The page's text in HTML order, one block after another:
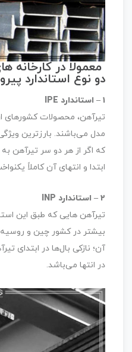
معمولا در کارخانه
دو نوع استاندارد
۱ – استاندارد IPE
تیرآهن، محصولات کشورهای
مدل می‌باشند. بارزترین
که اگر از هر دو سر تیرآهن
ابتدا و انتهای آن کاملاً
۲ – استاندارد INP
تیرآهن هایی که طبق این
بیشتر در کشور چین و روسیه
آن؛ نازکی بال‌ها در ابتدای
در انتها می‌باشد.